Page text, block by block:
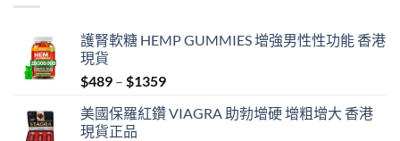
護腎軟糖 HEMP GUMMIES 增強男性性功能 香港
現貨
$489 – $1359Price
$489
美國保羅紅鑽 VIAGRA 助勃增硬 增粗增大 香港
現貨正品